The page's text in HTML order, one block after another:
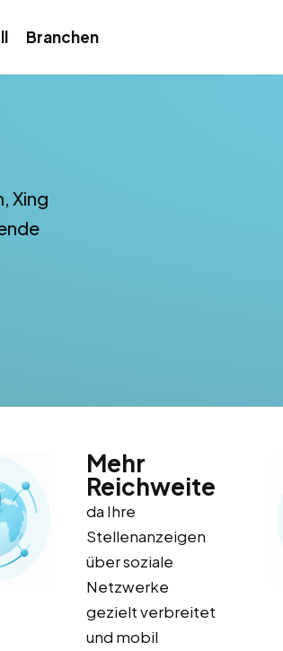
Branchen
Xing
Mehr
Reichweite
da Ihre
Stellenanzeigen
über soziale
Netzwerke
gezielt verbreitet
und mobil